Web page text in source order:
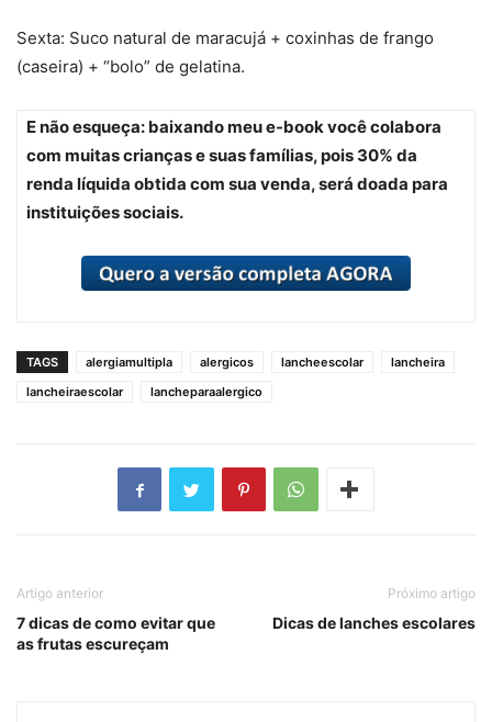
Sexta: Suco natural de maracujá + coxinhas de frango
(caseira) + “bolo” de gelatina.
E não esqueça: baixando meu e-book você colabora
com muitas crianças e suas famílias, pois 30% da
renda líquida obtida com sua venda, será doada para
instituições sociais.
TAGS alergiamultipla alergicos lancheescolar
lancheira
lancheiraescolar
lancheparaalergico
Artigo anterior
7 dicas de como evitar que
as frutas escureçam
Próximo artigo
Dicas de lanches escolares